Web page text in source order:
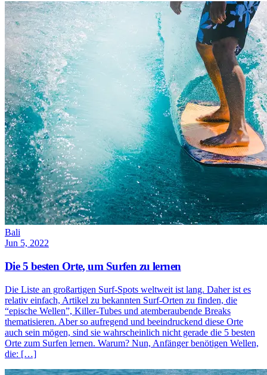
Bali
Jun 5, 2022
Die 5 besten Orte, um Surfen zu lernen
Die Liste an großartigen Surf-Spots weltweit ist lang. Daher ist es
relativ einfach, Artikel zu bekannten Surf-Orten zu finden, die
“epische Wellen”, Killer-Tubes und atemberaubende Breaks
thematisieren. Aber so aufregend und beeindruckend diese Orte
auch sein mögen, sind sie wahrscheinlich nicht gerade die 5 besten
Orte zum Surfen lernen. Warum? Nun, Anfänger benötigen Wellen,
die: […]